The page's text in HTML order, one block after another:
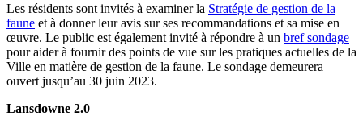
Les résidents sont invités à examiner la Stratégie de gestion de la
faune et à donner leur avis sur ses recommandations et sa mise en
œuvre. Le public est également invité à répondre à un bref sondage
pour aider à fournir des points de vue sur les pratiques actuelles de la
Ville en matière de gestion de la faune. Le sondage demeurera
ouvert jusqu’au 30 juin 2023.
Lansdowne 2.0